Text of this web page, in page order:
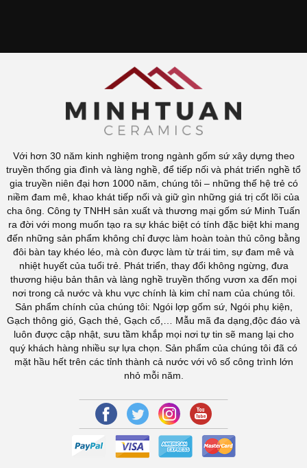
Với hơn 30 năm kinh nghiệm trong ngành gốm sứ xây dựng theo
gia truyền niên đại hơn 1000 năm, chúng tôi – những thế hệ trẻ có
niềm đam mê, khao khát tiếp nối và giữ gìn những giá trị cốt lõi của
cha ông. Công ty TNHH sản xuất và thương mại gốm sứ Minh Tuấn
ra đời với mong muốn tạo ra sự khác biệt có tính đặc biệt khi mang
đến những sản phẩm không chỉ được làm hoàn toàn thủ công bằng
đôi bàn tay khéo léo, mà còn được làm từ trái tim, sự đam mê và
nhiệt huyết của tuổi trẻ. Phát triển, thay đổi không ngừng, đưa
thương hiệu bản thân và làng nghề truyền thống vươn xa đến mọi
nơi trong cả nước và khu vực chính là kim chỉ nam của chúng tôi.
Sản phẩm chính của chúng tôi: Ngói lợp gốm sứ, Ngói phụ kiện,
Gạch thông gió, Gạch thẻ, Gạch cổ,… Mẫu mã đa dạng,độc đáo và
luôn được cập nhật, sưu tầm khắp mọi nơi tự tin sẽ mang lại cho
quý khách hàng nhiều sự lựa chọn. Sản phẩm của chúng tôi đã có
mặt hầu hết trên các tỉnh thành cả nước với vô số công trình lớn
nhỏ mỗi năm.